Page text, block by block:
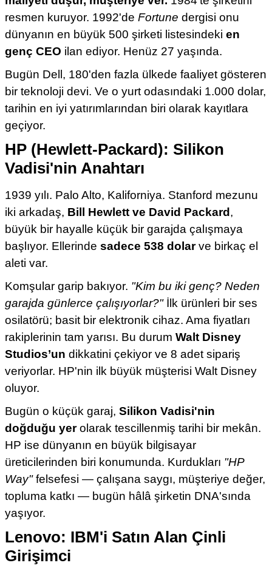
resmen kuruyor. 1992'de Fortune dergisi onu
dünyanın en büyük 500 şirketi listesindeki en
genç CEO ilan ediyor. Henüz 27 yaşında.
Bugün Dell, 180'den fazla ülkede faaliyet gösteren
bir teknoloji devi. Ve o yurt odasındaki 1.000 dolar,
tarihin en iyi yatırımlarından biri olarak kayıtlara
geçiyor.
HP (Hewlett-Packard): Silikon
Vadisi'nin Anahtarı
1939 yılı. Palo Alto, Kaliforniya. Stanford mezunu
iki arkadaş, Bill Hewlett ve David Packard ,
büyük bir hayalle küçük bir garajda çalışmaya
başlıyor. Ellerinde sadece 538 dolarve birkaç el
aleti var.
Komşular garip bakıyor. "Kim bu iki genç? Neden
garajda günlerce çalışıyorlar?"İlk ürünleri bir ses
osilatörü; basit bir elektronik cihaz. Ama fiyatları
rakiplerinin tam yarısı. Bu durum Walt Disney
Studios’un dikkatini çekiyor ve 8 adet sipariş
veriyorlar. HP'nin ilk büyük müşterisi Walt Disney
oluyor.
Bugün o küçük garaj, Silikon Vadisi'nin
doğduğu yerolarak tescillenmiş tarihi bir mekân.
HP ise dünyanın en büyük bilgisayar
üreticilerinden biri konumunda. Kurdukları "HP
Way"felsefesi — çalışana saygı, müşteriye değer,
topluma katkı — bugün hâlâ şirketin DNA'sında
yaşıyor.
Lenovo: IBM'i Satın Alan Çinli
Girişimci